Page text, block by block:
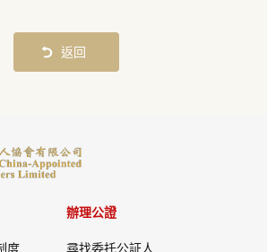
返回
度
辦理公證
尋找委托公証人